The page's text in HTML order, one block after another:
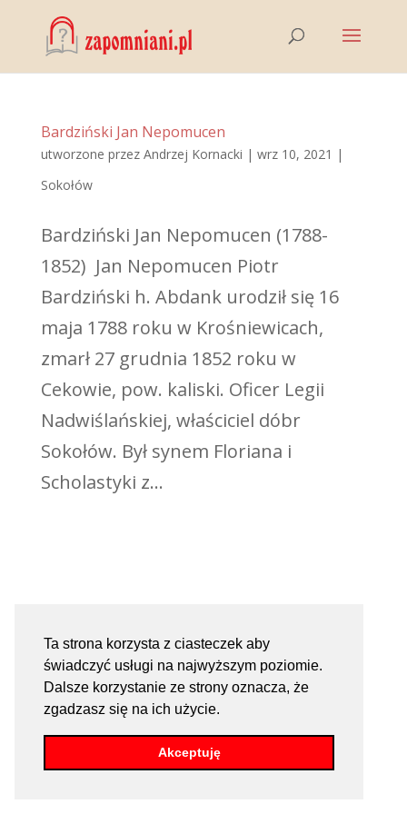
Ta strona korzysta z ciasteczek aby
świadczyć usługi na najwyższym poziomie.
Dalsze korzystanie ze strony oznacza, że
zgadzasz się na ich użycie.
Akceptuję
Bardziński Jan Nepomucen
utworzone przez Andrzej Kornacki | wrz 10, 2021 |
Sokołów
Bardziński Jan Nepomucen (1788-
1852) Jan Nepomucen Piotr
Bardziński h. Abdank urodził się 16
maja 1788 roku w Krośniewicach,
zmarł 27 grudnia 1852 roku w
Cekowie, pow. kaliski. Oficer Legii
Nadwiślańskiej, właściciel dóbr
Sokołów. Był synem Floriana i
Scholastyki z...